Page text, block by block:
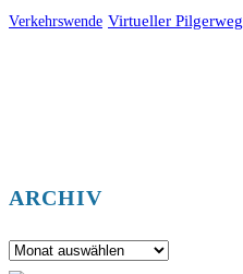
Verkehrswende Virtueller Pilgerweg
ARCHIV
Archiv